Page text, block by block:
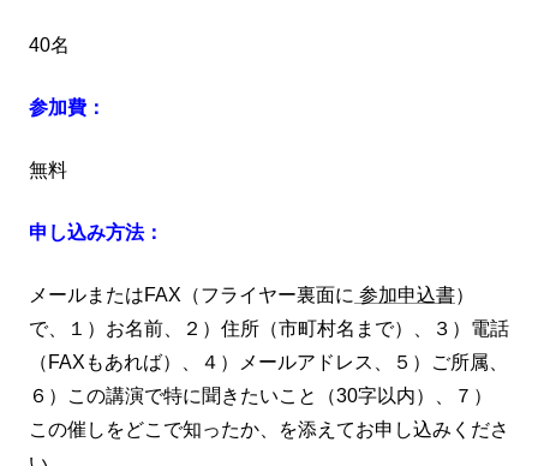
40名
参加費：
無料
申し込み方法：
メールまたはFAX（フライヤー裏面に 参加申込書）
で、１）お名前、２）住所（市町村名まで）、３）電話
（FAXもあれば）、４）メールアドレス、５）ご所属、
６）この講演で特に聞きたいこと（30字以内）、７）
この催しをどこで知ったか、を添えてお申し込みくださ